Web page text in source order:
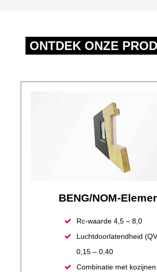
ONTDEK ONZE
BENG/NOM-
Rc-waarde 4,5 – 8,0
Luchtdoorlatendheid
0,15 – 0,40
Combinatie met kozijnen